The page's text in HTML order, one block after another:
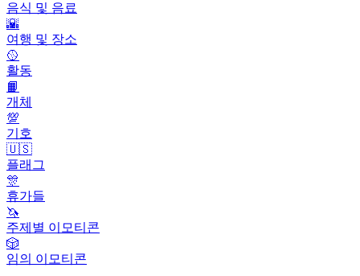
음식 및 음료
🌇
여행 및 장소
🥎
활동
📙
개체
💯
기호
🇺🇸
플래그
🎊
휴가들
🦄
주제별 이모티콘
🎲
임의 이모티콘